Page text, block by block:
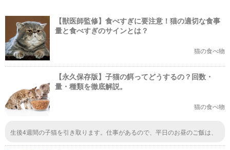
【獣医師監修】食べすぎに要注意！猫の適切な食事
量と食べすぎのサインとは？
猫の食べ物
【永久保存版】子猫の餌ってどうするの？回数・
量・種類を徹底解説。
猫の食べ物
生後4週間の子猫を引き取ります。仕事があるので、平日のお昼のご飯は、